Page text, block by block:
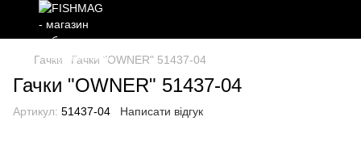
Гачки Гачки "OWNER" 51437-04
Гачки "OWNER" 51437-04
Артикул: 51437-04 Написати відгук